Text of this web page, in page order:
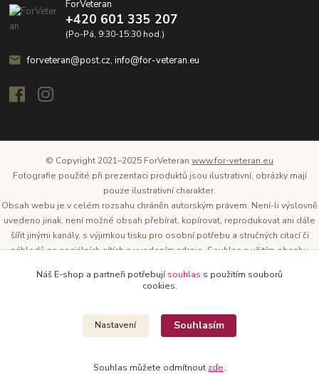
ForVeteran
+420 601 335 207
(Po-Pá, 9:30-15:30 hod.)
forveteran@post.cz, info@for-veteran.eu
© Copyright 2021–2025 ForVeteran www.for-veteran.eu
Fotografie použité při prezentaci produktů jsou ilustrativní, obrázky mají
pouze ilustrativní charakter.
Obsah webu je v celém rozsahu chráněn autorským právem. Není-li výslovně
uvedeno jinak, není možné obsah přebírat, kopírovat, reprodukovat ani dále
šířit jinými kanály, s výjimkou tisku pro osobní potřebu a stručných citací či
náhledů na sociálních sítích s uvedením zdroje. Souhlas s užitím obsahu
těchto webových stránek je Tomáš Oršel.
Náš E-shop a partneři potřebujísouhlas s použitím souborů
cookies.
Nastavení Souhlasím
Souhlas můžete odmítnout zde.